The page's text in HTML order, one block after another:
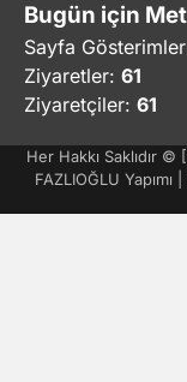
Bugün için
Sayfa
Ziyaretler: 61
Ziyaretçiler: 61
Her Hakkı Saklıdır
FAZLIOĞLU